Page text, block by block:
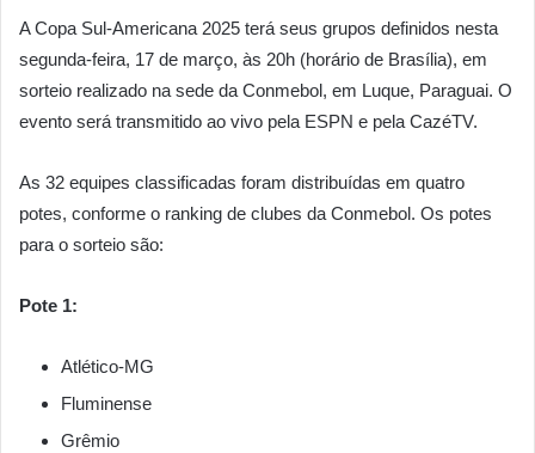
A Copa Sul-Americana 2025 terá seus grupos definidos nesta
segunda-feira, 17 de março, às 20h (horário de Brasília), em
sorteio realizado na sede da Conmebol, em Luque, Paraguai. O
evento será transmitido ao vivo pela ESPN e pela CazéTV.
As 32 equipes classificadas foram distribuídas em quatro
potes, conforme o ranking de clubes da Conmebol. Os potes
para o sorteio são:
Pote 1:
Atlético-MG
Fluminense
Grêmio